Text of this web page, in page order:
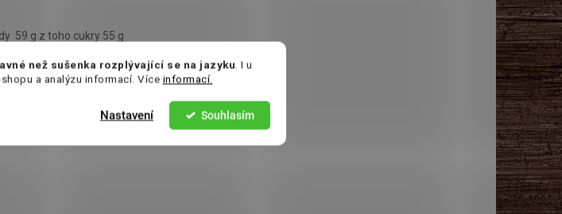
než sušenka rozplývající se na jazyku. I u
a analýzu informací. Více informací.
Souhlasím
Nastavení
cukry 55 g
g